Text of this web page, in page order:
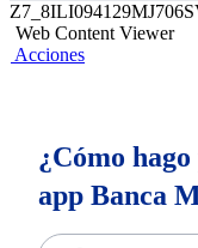
Web Content Viewer
Acciones
¿Cómo
app Banca